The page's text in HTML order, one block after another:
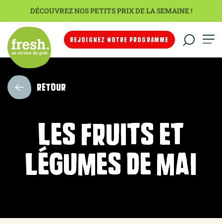
DÉCOUVREZ NOS PETITS PRIX DE LA SEMAINE !
REJOIGNEZ NOTRE PROGRAMME
Les fruits et
légumes de mai
RETOUR